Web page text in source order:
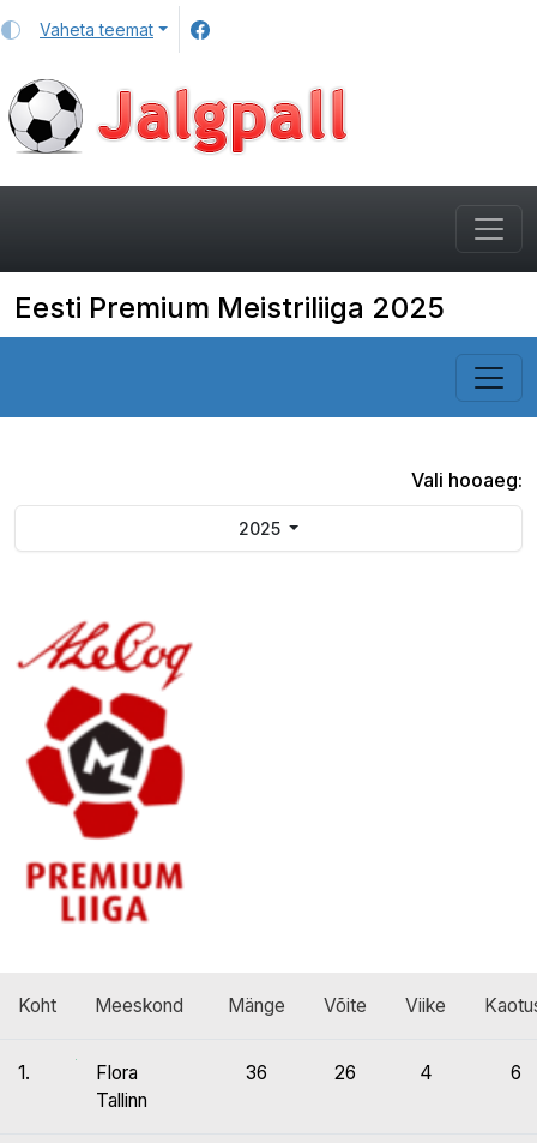
Vaheta teemat
Eesti Premium Meistriliiga 2025
Vali hooaeg:
2025
Koht Meeskond Mänge Võite Viike
1.
Flora
Tallinn
36 26 4 6